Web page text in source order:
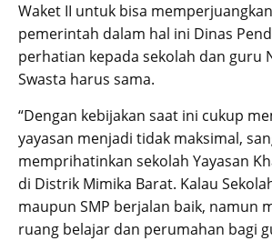
Waket II untuk bisa
pemerintah dalam hal ini Dinas
perhatian kepada sekolah dan guru
Swasta harus sama.
“Dengan kebijakan saat ini cukup
yayasan menjadi tidak maksimal,
memprihatinkan sekolah Yayasan
di Distrik Mimika Barat. Kalau
maupun SMP berjalan baik, namun
ruang belajar dan perumahan bagi